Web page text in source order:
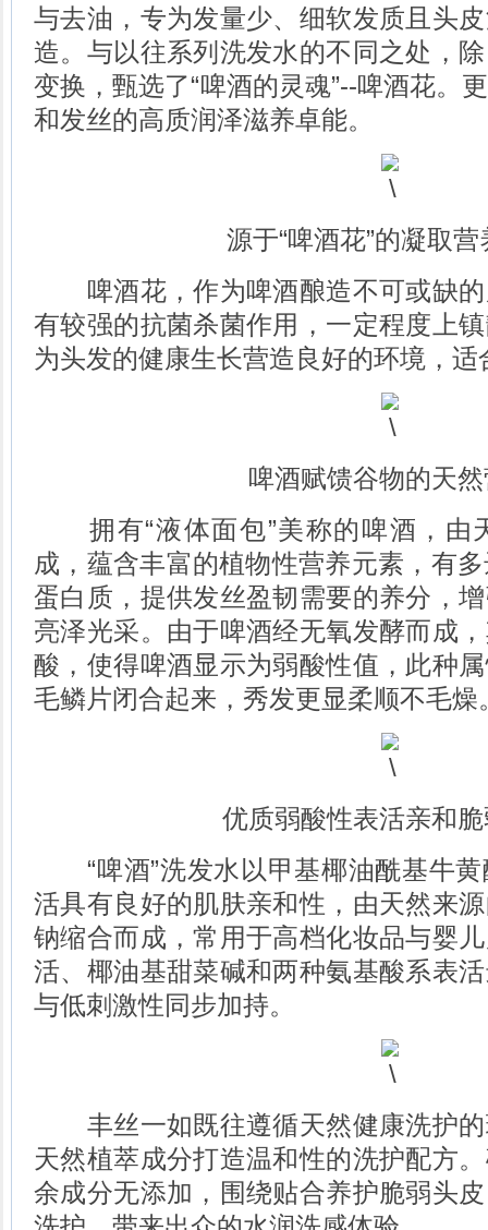
与去油，专为发量少、细软发质且头
造。与以往系列洗发水的不同之处，
变换，甄选了“啤酒的灵魂”--啤酒花。
和发丝的高质润泽滋养卓能。
源于“啤酒花”的凝取
啤酒花，作为啤酒酿造不可或缺的
有较强的抗菌杀菌作用，一定程度上
为头发的健康生长营造良好的环境，
啤酒赋馈谷物的天
拥有“液体面包”美称的啤酒，由
成，蕴含丰富的植物性营养元素，有
蛋白质，提供发丝盈韧需要的养分，
亮泽光采。由于啤酒经无氧发酵而成
酸，使得啤酒显示为弱酸性值，此种
毛鳞片闭合起来，秀发更显柔顺不毛燥
优质弱酸性表活亲和
“啤酒”洗发水以甲基椰油酰基牛黄
活具有良好的肌肤亲和性，由天然来
钠缩合而成，常用于高档化妆品与婴
活、椰油基甜菜碱和两种氨基酸系表
与低刺激性同步加持。
丰丝一如既往遵循天然健康洗护的
天然植萃成分打造温和性的洗护配方
余成分无添加，围绕贴合养护脆弱头